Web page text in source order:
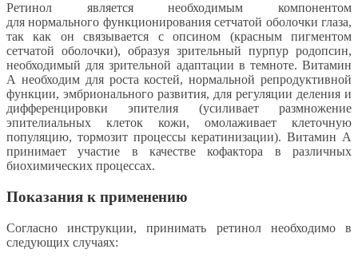
Ретинол является необходимым компонентом
для нормального функционирования сетчатой оболочки глаза,
так как он связывается с опсином (красным пигментом
сетчатой оболочки), образуя зрительный пурпур родопсин,
необходимый для зрительной адаптации в темноте. Витамин
А необходим для роста костей, нормальной репродуктивной
функции, эмбрионального развития, для регуляции деления и
дифференцировки эпителия (усиливает размножение
эпителиальных клеток кожи, омолаживает клеточную
популяцию, тормозит процессы кератинизации). Витамин А
принимает участие в качестве кофактора в различных
биохимических процессах.
Показания к применению
Согласно инструкции, принимать ретинол необходимо в
следующих случаях: